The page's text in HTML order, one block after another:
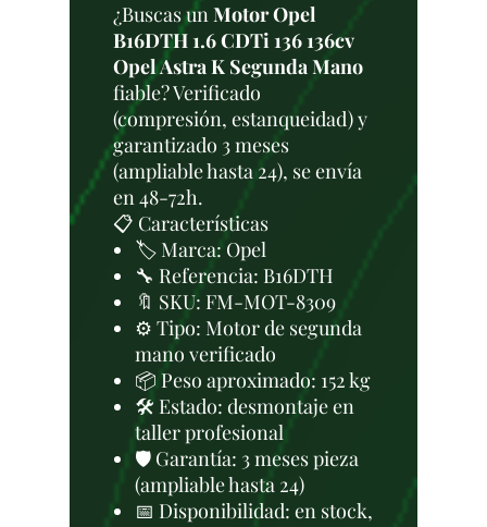
¿Buscas unMotor Opel
B16DTH 1.6 CDTi 136 136cv
Opel Astra K Segunda Mano
fiable? Verificado
(compresión, estanqueidad) y
garantizado 3 meses
(ampliable hasta 24), se envía
en 48-72h.
📋 Características
🏷️ Marca: Opel
🔧 Referencia: B16DTH
🔖 SKU: FM-MOT-8309
⚙️ Tipo: Motor de segunda
mano verificado
📦 Peso aproximado: 152 kg
🛠 Estado: desmontaje en
taller profesional
🛡️ Garantía: 3 meses pieza
(ampliable hasta 24)
📅 Disponibilidad: en stock,